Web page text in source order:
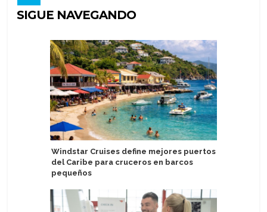
SIGUE NAVEGANDO
Windstar Cruises define mejores puertos
del Caribe para cruceros en barcos
pequeños